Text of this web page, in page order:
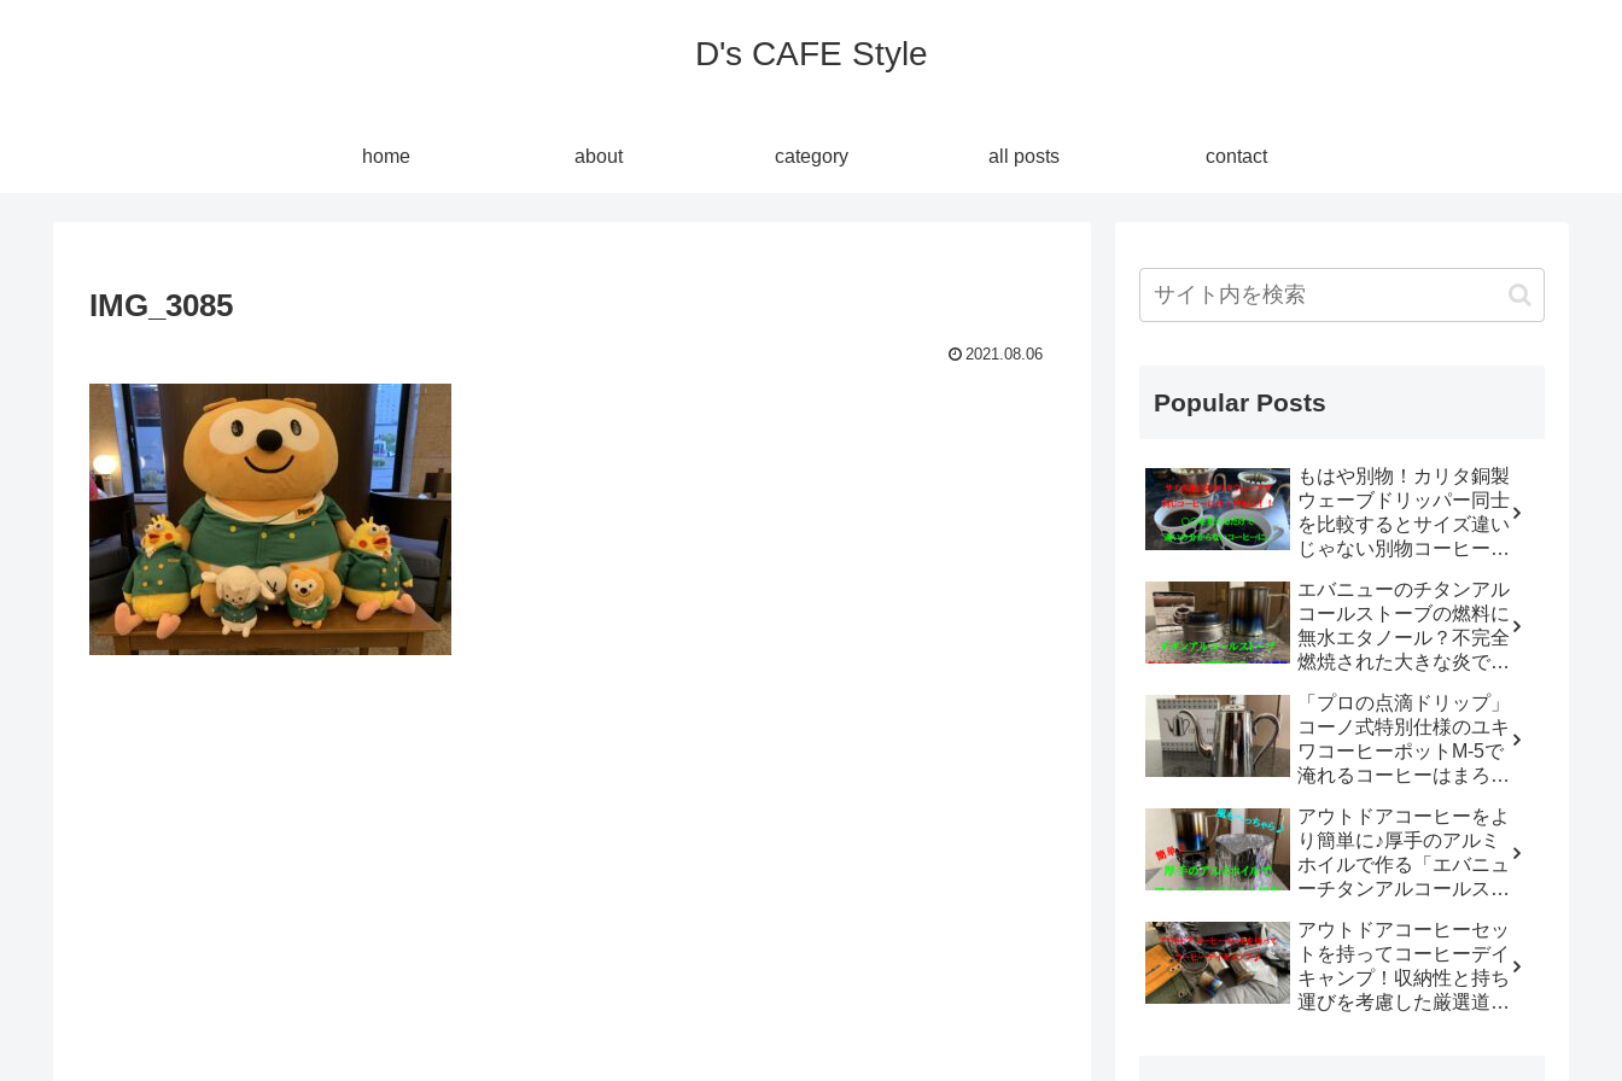
D's CAFE Style
home about category all posts contact
IMG_3085
2021.08.06
Popular Posts
もはや別物！カリタ銅製
ウェーブドリッパー同士
を比較するとサイズ違い
じゃない別物コーヒード
「WDC-185開封レビュ
ー」
エバニューのチタンアル
コールストーブの燃料に
無水エタノール？不完全
燃焼された大きな炎でチ
沸かしてコーヒーを楽し
む。
「プロの点滴ドリップ」
コーノ式特別仕様のユキ
ワコーヒーポットM-5で
淹れるコーヒーはまろや
アウトドアコーヒーをよ
り簡単に♪厚手のアルミ
ホイルで作る「エバニュ
ーチタンアルコールスト
手は既製品以上？？
アウトドアコーヒーセッ
トを持ってコーヒーデイ
キャンプ！収納性と持ち
運びを考慮した厳選道具